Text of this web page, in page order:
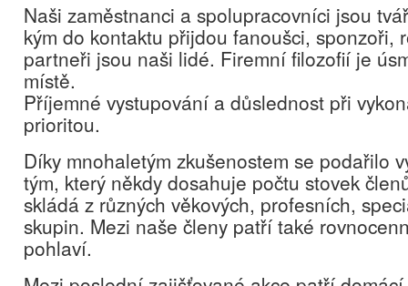
Naši zaměstnanci a spolupracovníci jsou
kým do kontaktu přijdou fanoušci, sponzoři,
partneři jsou naši lidé. Firemní filozofií je
místě.
Příjemné vystupování a důslednost při
prioritou.
Díky mnohaletým zkušenostem se podařilo
tým, který někdy dosahuje počtu stovek
skládá z různých věkových, profesních,
skupin. Mezi naše členy patří také
pohlaví.